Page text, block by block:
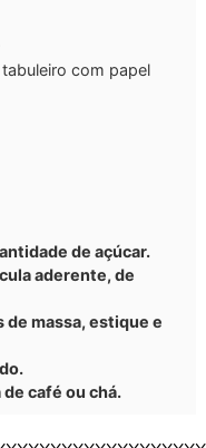
com papel
de açúcar.
aderente, de
de massa, estique e
café ou chá.